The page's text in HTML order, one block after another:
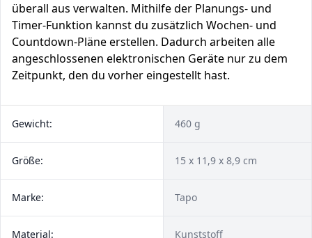
überall aus verwalten. Mithilfe der Planungs- und
Timer-Funktion kannst du zusätzlich Wochen- und
Countdown-Pläne erstellen. Dadurch arbeiten alle
angeschlossenen elektronischen Geräte nur zu dem
Zeitpunkt, den du vorher eingestellt hast.
Gewicht: 460 g
Größe: ‎15 x 11,9 x 8,9 cm
Marke: Tapo
Material: Kunststoff